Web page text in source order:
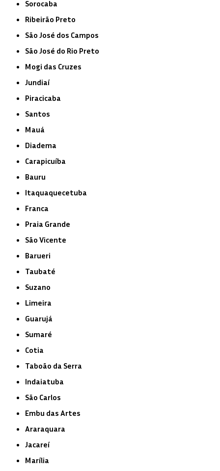
Sorocaba
Ribeirão Preto
São José dos Campos
São José do Rio Preto
Mogi das Cruzes
Jundiaí
Piracicaba
Santos
Mauá
Diadema
Carapicuíba
Bauru
Itaquaquecetuba
Franca
Praia Grande
São Vicente
Barueri
Taubaté
Suzano
Limeira
Guarujá
Sumaré
Cotia
Taboão da Serra
Indaiatuba
São Carlos
Embu das Artes
Araraquara
Jacareí
Marília